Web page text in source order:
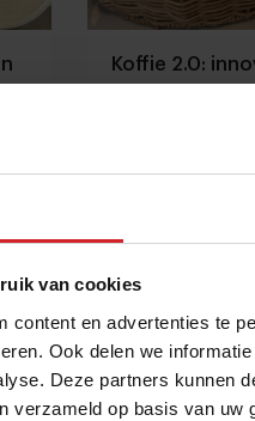
van cookies
content en advertenties te
Ook delen we
Deze partners kunnen
verzameld op basis van uw
Koffie 2.0: